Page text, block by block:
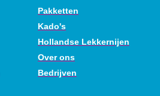
Pakketten
Kado's
Hollandse Lekkernijen
Over ons
Bedrijven